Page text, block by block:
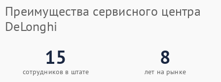
Преимущества сервисного центра
DeLonghi
15
сотрудников в штате
8
лет на рынке